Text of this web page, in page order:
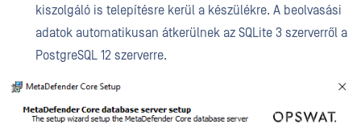
kiszolgáló is telepítésre kerül a készülékre. A beolvasási
adatok automatikusan átkerülnek az SQLite 3 szerverről a
PostgreSQL 12 szerverre.